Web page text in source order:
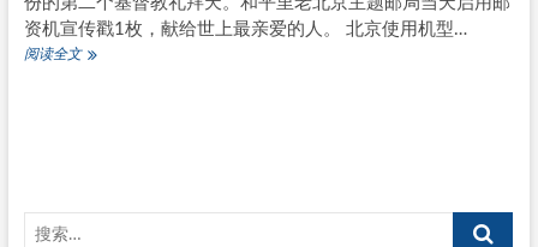
资机宣传戳1枚，献给世上最亲爱的人。 北京使用机型…
阅读全文北